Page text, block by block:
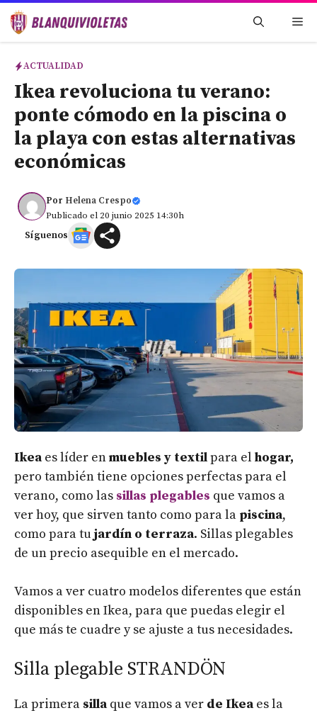
Saltar
ACTUALIDAD
Ikea revoluciona tu verano:
ponte cómodo en la piscina o
la playa con estas alternativas
económicas
Por Helena Crespo
Publicado el 20 junio 2025 14:30h
Síguenos
Ikea es líder enmuebles y textilpara el hogar,
pero también tiene opciones perfectas para el
verano, como las sillas plegables que vamos a
ver hoy, que sirven tanto como para la piscina,
como para tujardín o terraza. Sillas plegables
de un precio asequible en el mercado.
Vamos a ver cuatro modelos diferentes que están
disponibles en Ikea, para que puedas elegir el
que más te cuadre y se ajuste a tus necesidades.
Silla plegable STRANDÖN
La primera silla que vamos a ver de Ikea es la